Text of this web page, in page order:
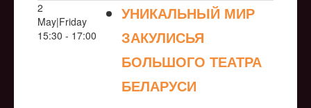
2
May|Friday
15:30 - 17:00
УНИКАЛЬНЫЙ МИР
ЗАКУЛИСЬЯ
БОЛЬШОГО ТЕАТРА
БЕЛАРУСИ